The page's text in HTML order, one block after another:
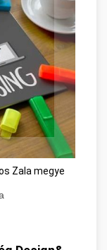
Zala megye